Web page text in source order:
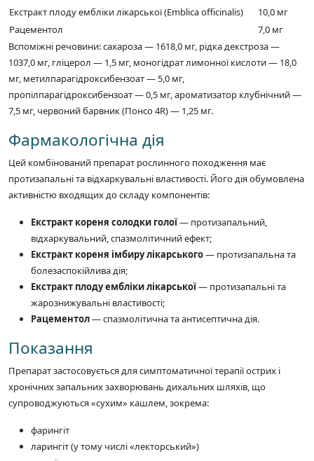
Екстракт плоду ембліки лікарської (Emblica officinalis)
10,0 мг
Рацементол
7,0 мг
Вспоміжні речовини: сахароза — 1618,0 мг, рідка декстроза —
1037,0 мг, гліцерол — 1,5 мг, моногідрат лимонної кислоти — 18,0
мг, метилпарагідроксибензоат — 5,0 мг,
пропілпарагідроксибензоат — 0,5 мг, ароматизатор клубнічний —
7,5 мг, червоний барвник (Понсо 4R) — 1,25 мг.
Фармакологічна дія
Цей комбінований препарат рослинного походження має
протизапальні та відхаркувальні властивості. Його дія обумовлена
активністю входящих до складу компонентів:
Екстракт кореня солодки голої— протизапальний,
відхаркувальний, спазмолітичний ефект;
Екстракт кореня імбиру лікарського— протизапальна та
болезаспокійлива дія;
Екстракт плоду ембліки лікарської— протизапальні та
жарознижувальні властивості;
Рацементол— спазмолітична та антисептична дія.
Показання
Препарат застосовується для симптоматичної терапії острих і
хронічних запальних захворювань дихальних шляхів, що
супроводжуються «сухим» кашлем, зокрема:
фарингіт
ларингіт (у тому числі «лекторський»)